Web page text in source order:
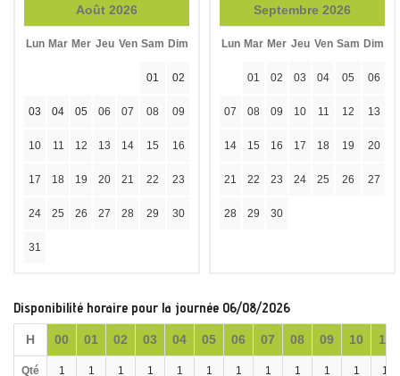
Août 2026
Lun Mar Mer Jeu Ven Sam Dim
01 02
03 04 05 06 07 08 09
10 11 12 13 14 15 16
17 18 19 20 21 22 23
24 25 26 27 28 29 30
31
Septembre 2026
Lun Mar Mer Jeu Ven Sam Dim
01 02 03 04 05 06
07 08 09 10 11 12 13
14 15 16 17 18 19 20
21 22 23 24 25 26 27
28 29 30
Disponibilité horaire pour la journée 06/08/2026
H 00 01 02 03 04 05 06 07 08 09 10 11
Qté 1 1 1 1 1 1 1 1 1 1 1 1